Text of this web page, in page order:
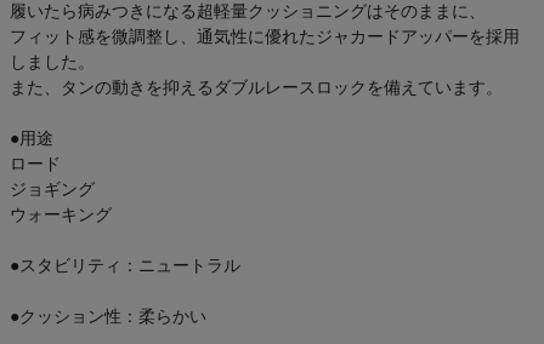
履いたら病みつきになる超軽量クッショニングはそのままに、
フィット感を微調整し、通気性に優れたジャカードアッパーを採用
しました。
また、タンの動きを抑えるダブルレースロックを備えています。
●用途
ロード
ジョギング
ウォーキング
●スタビリティ：ニュートラル
●クッション性：柔らかい